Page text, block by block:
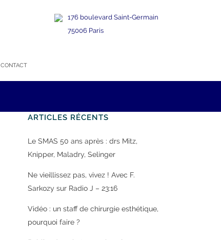
176 boulevard Saint-Germain
75006 Paris
CONTACT
ARTICLES RÉCENTS
Le SMAS 50 ans après : drs Mitz,
Knipper, Maladry, Selinger
Ne vieillissez pas, vivez ! Avec F.
Sarkozy sur Radio J – 23:16
Vidéo : un staff de chirurgie esthétique,
pourquoi faire ?